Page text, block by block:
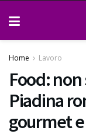
Home Lavoro
Food:
Piadina
gourmet